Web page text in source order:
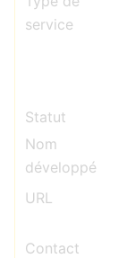
service
Statut
Nom
développé
URL
Contact